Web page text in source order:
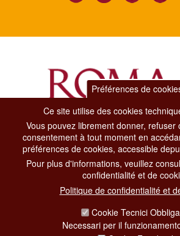
Dipartimento Grandi Eventi, Sport,
Via di San Basilio, 51
00187 Roma
CONTACT CENTER TEL.
CONTATTA LA REDAZIONE
Préférences de
Ce site utilise des cookies
Vous pouvez librement donner, refuser
consentement à tout moment en
préférences de cookies, accessible
Pour plus d'informations, veuillez
confidentialité et de
Politique de confidentialité et
Cookie Tecnici
Necessari per il